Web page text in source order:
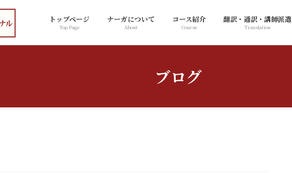
トップページ
Top Page
ナーガについて
About
コース紹介
Course
翻訳・通訳・講師派遣
Translation
ブログ